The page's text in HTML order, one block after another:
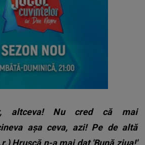
altceva! Nu cred că mai
aşa ceva, azi! Pe de altă
Hruşcă n-a mai dat 'Bună ziua!'